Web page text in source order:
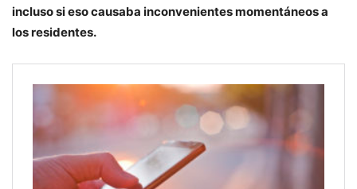
incluso si eso causaba inconvenientes momentáneos a
los residentes.